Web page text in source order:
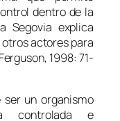
dentro de la
Segovia explica
actores para
1998: 71-
ser un organismo
controlada e